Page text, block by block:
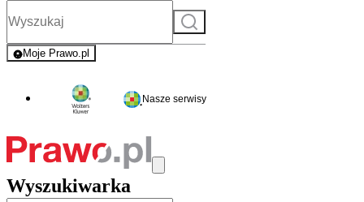
Szukaj
Moje Prawo.pl
- rejestracja i logowanie do serwisu
Nasze serwisy
Wyszukiwarka